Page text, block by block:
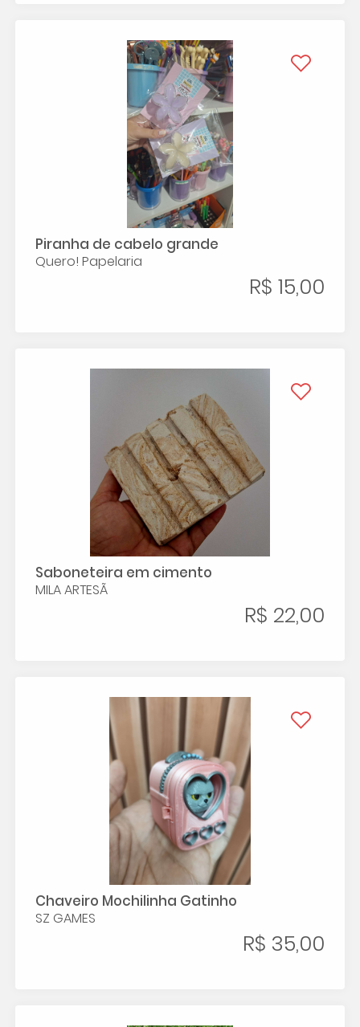
Piranha de cabelo grande
Quero! Papelaria
R$ 15,00
Saboneteira em cimento
MILA ARTESÃ
R$ 22,00
Chaveiro Mochilinha Gatinho
SZ GAMES
R$ 35,00